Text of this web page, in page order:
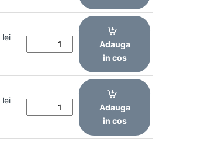
lei
Adauga
in cos
lei
Adauga
in cos